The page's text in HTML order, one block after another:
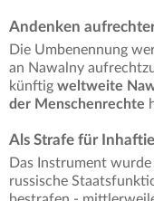
Andenken
Die Umbenennung
an Nawalny
künftig weltweite
der Menschenrechte
Als Strafe für
Das Instrument
russische